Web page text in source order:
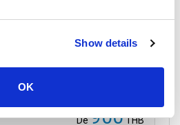
Show details
OK
De1,000THB
Vérifier la disponibilité
De900THB